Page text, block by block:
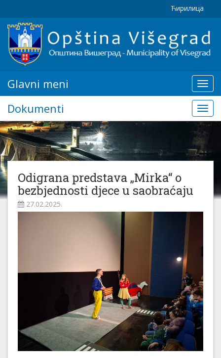
Ћирилица
Glavni
meni
Glavni meni
Dokumenti
Odigrana predstava „Mirka“ o
bezbjednosti djece u saobraćaju
27.02.2025.